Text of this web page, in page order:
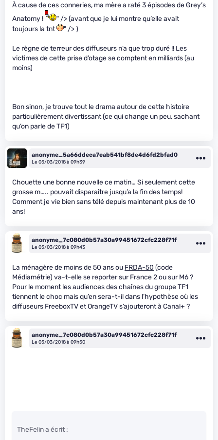
À cause de ces conneries, ma mère a raté 3 épisodes de Grey’s
Anatomy !
" /> (avant que je lui montre qu’elle avait
toujours la tnt
" /> )
Le règne de terreur des diffuseurs n’a que trop duré !! Les
victimes de cette prise d’otage se comptent en milliards (au
moins)
Bon sinon, je trouve tout le drama autour de cette histoire
particulièrement divertissant (ce qui change un peu, sachant
qu’on parle de TF1)
anonyme_5a66ddeca7eab541bf8de4d6fd2bfad0
Le 05/03/2018 à 09h39
Chouette une bonne nouvelle ce matin… Si seulement cette
grosse m….. pouvait disparaître jusqu’a la fin des temps!
Comment je vie bien sans télé depuis maintenant plus de 10
ans!
anonyme_7c080d0b57a30a99451672cfc228f71f
Le 05/03/2018 à 09h43
La ménagère de moins de 50 ans ou FRDA-50 (code
Médiamétrie) va-t-elle se reporter sur France 2 ou sur M6 ?
Pour le moment les audiences des chaînes du groupe TF1
tiennent le choc mais qu’en sera-t-il dans l’hypothèse où les
diffuseurs FreeboxTV et OrangeTV s’ajouteront à Canal+ ?
anonyme_7c080d0b57a30a99451672cfc228f71f
Le 05/03/2018 à 09h50
TheFelin a écrit :